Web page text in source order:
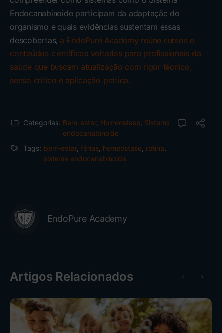
Endocanabinoide participam da adaptação do
organismo e quais evidências sustentam essas
descobertas, a EndoPure Academy reúne cursos e
conteúdos científicos voltados para profissionais da
saúde que buscam atualização com rigor técnico,
senso crítico e aplicação prática.
Categorias: Bem-estar, Homeostase Sistema
endocanabinoide
Tags: bem-estar, férias homeostase rotina
sistema endocanabinoide
EndoPure Academy
Artigos Relacionados